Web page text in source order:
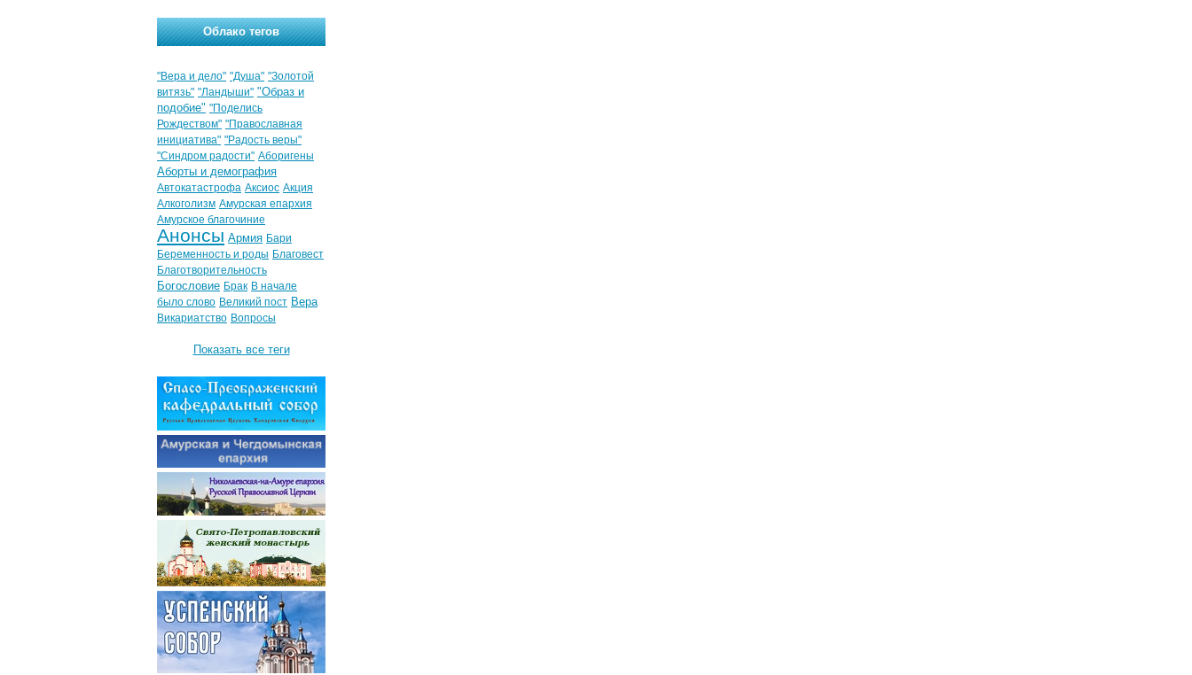
Облако тегов
"Вера и дело" "Душа" "Золотой
витязь" "Ландыши" "Образ и
подобие" "Поделись
Рождеством" "Православная
инициатива" "Радость веры"
"Синдром радости" Аборигены
Аборты и демография
Автокатастрофа Аксиос Акция
Алкоголизм Амурская епархия
Амурское благочиние
Анонсы Армия Бари
Беременность и роды Благовест
Благотворительность
Богословие Брак В начале
было слово Великий пост Вера
Викариатство Вопросы
Показать все теги